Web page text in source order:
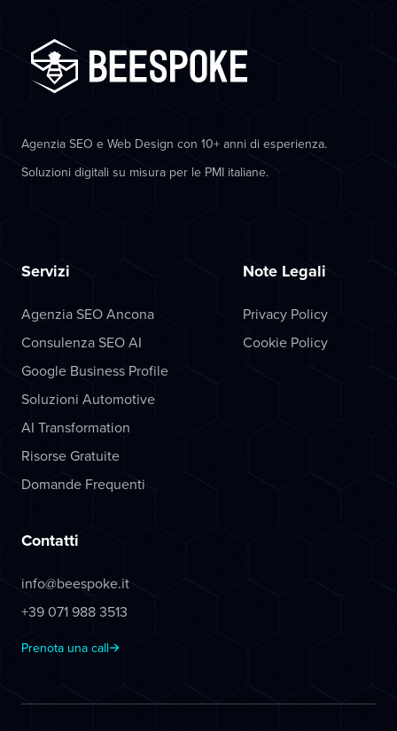
Agenzia SEO e Web Design con 10+ anni di esperienza.
Soluzioni digitali su misura per le PMI italiane.
Servizi
Agenzia SEO Ancona
Consulenza SEO AI
Google Business Profile
Soluzioni Automotive
AI Transformation
Risorse Gratuite
Domande Frequenti
Note Legali
Privacy Policy
Cookie Policy
Contatti
info@beespoke.it
+39 071 988 3513
Prenota una call